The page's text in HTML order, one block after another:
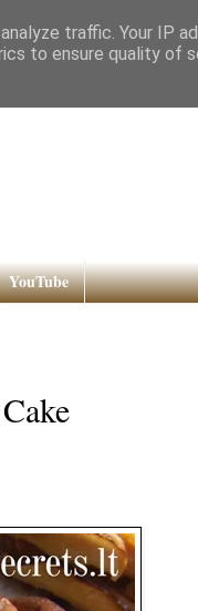
YouTube
traffic. Your IP
to ensure quality of